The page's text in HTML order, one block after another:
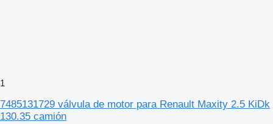
1
7485131729 válvula de motor para Renault Maxity 2.5 KiDk
130.35 camión